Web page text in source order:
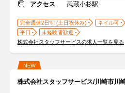
アクセス
武蔵小杉駅
完全週休2日制 (土日祝休み) ネイル可
平日
未経験者歓迎
株式会社スタッフサービスの求人一覧を見る
NEW
株式会社スタッフサービス/川崎市川